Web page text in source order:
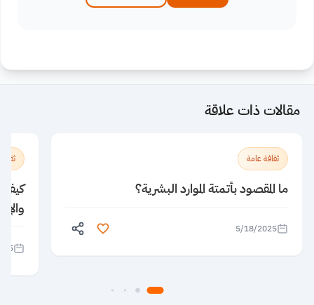
مقالات ذات علاقة
ثقافة عامة
ما المقصود بأتمتة الموارد البشرية؟
5/18/2025
كيف